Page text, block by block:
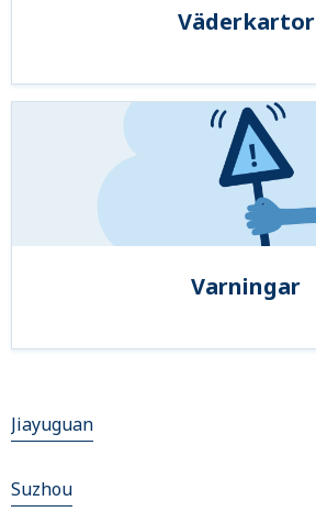
Väderkartor
Varningar
Jiayuguan
Suzhou